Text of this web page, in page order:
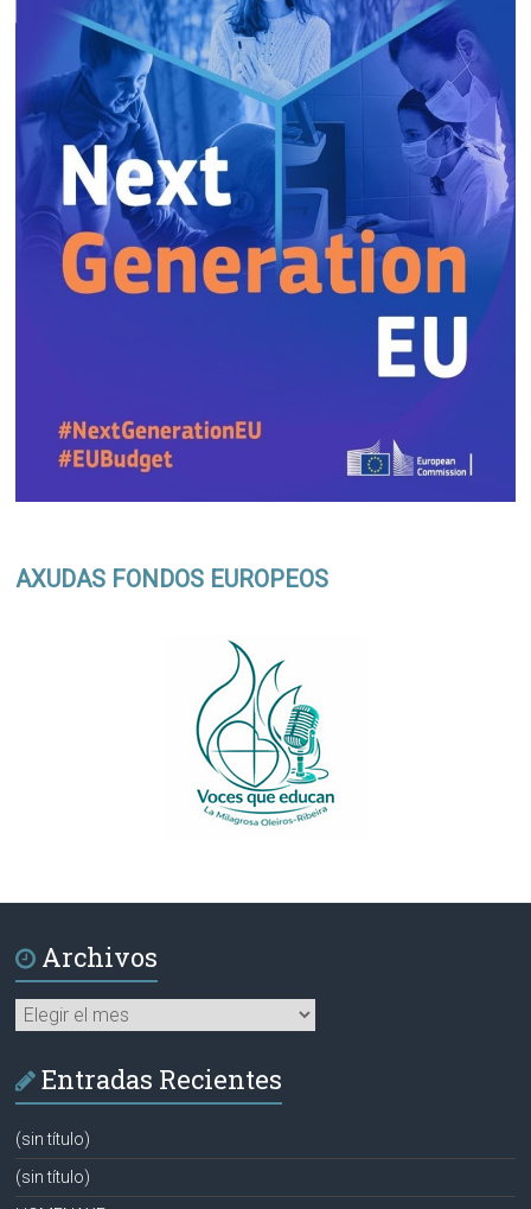
AXUDAS FONDOS EUROPEOS
Archivos
Archivos
Entradas Recientes
(sin título)
(sin título)